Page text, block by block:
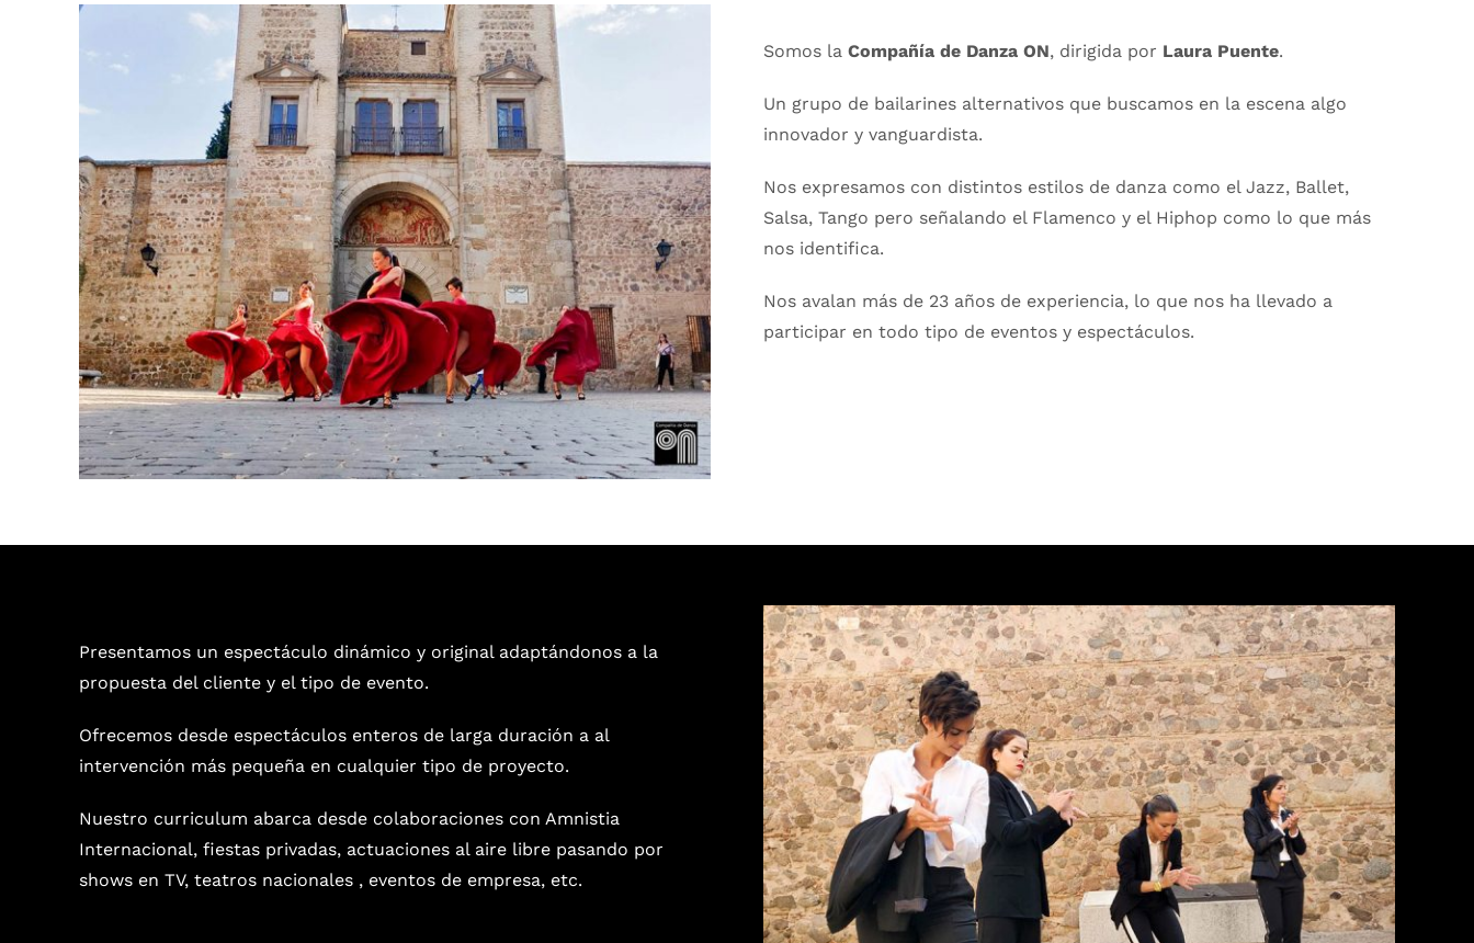
Somos la Compañía de Danza ON, dirigida por Laura Puente.
Un grupo de bailarines alternativos que buscamos en la escena algo
innovador y vanguardista.
Nos expresamos con distintos estilos de danza como el Jazz, Ballet,
Salsa, Tango pero señalando el Flamenco y el Hiphop como lo que más
nos identifica.
Nos avalan más de 23 años de experiencia, lo que nos ha llevado a
participar en todo tipo de eventos y espectáculos.
Presentamos un espectáculo dinámico y original adaptándonos a la
propuesta del cliente y el tipo de evento.
Ofrecemos desde espectáculos enteros de larga duración a al
intervención más pequeña en cualquier tipo de proyecto.
Nuestro curriculum abarca desde colaboraciones con Amnistia
Internacional, fiestas privadas, actuaciones al aire libre pasando por
shows en TV, teatros nacionales , eventos de empresa, etc.